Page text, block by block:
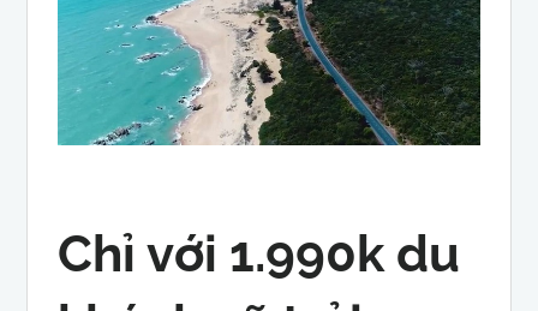
Chỉ với 1.990k du